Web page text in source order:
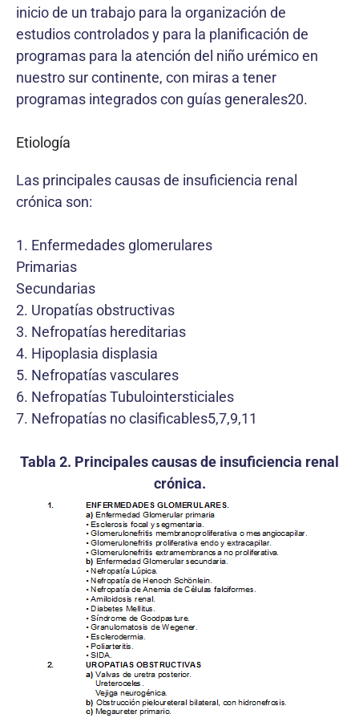
inicio de un trabajo para la organización de
estudios controlados y para la planificación de
programas para la atención del niño urémico en
nuestro sur continente, con miras a tener
programas integrados con guías generales20.
Etiología
Las principales causas de insuficiencia renal
crónica son:
1. Enfermedades glomerulares
Primarias
Secundarias
2. Uropatías obstructivas
3. Nefropatías hereditarias
4. Hipoplasia displasia
5. Nefropatías vasculares
6. Nefropatías Tubulointersticiales
7. Nefropatías no clasificables5,7,9,11
Tabla 2. Principales causas de insuficiencia renal
crónica.